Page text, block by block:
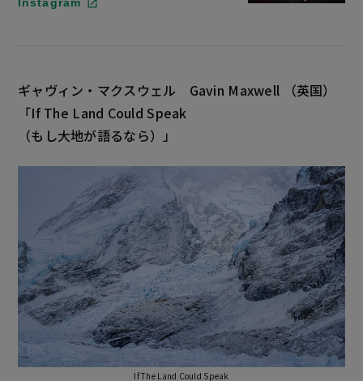
ギャヴィン・マクスウェル Gavin Maxwell
（英国）
「If The Land Could Speak
（もし大地が語るなら）」
If The Land Could Speak